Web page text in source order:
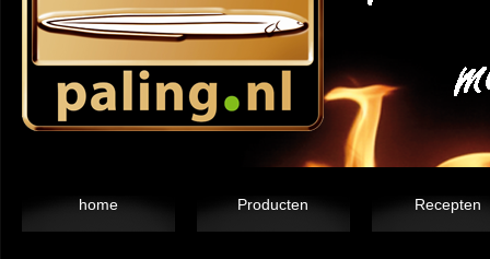
home Producten Recepten